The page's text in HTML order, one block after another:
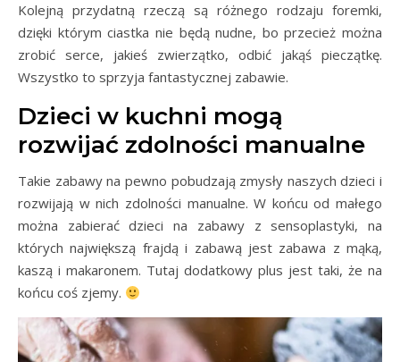
Kolejną przydatną rzeczą są różnego rodzaju foremki,
dzięki którym ciastka nie będą nudne, bo przecież można
zrobić serce, jakieś zwierzątko, odbić jakąś pieczątkę.
Wszystko to sprzyja fantastycznej zabawie.
Dzieci w kuchni mogą
rozwijać zdolności manualne
Takie zabawy na pewno pobudzają zmysły naszych dzieci i
rozwijają w nich zdolności manualne. W końcu od małego
można zabierać dzieci na zabawy z sensoplastyki, na
których największą frajdą i zabawą jest zabawa z mąką,
kaszą i makaronem. Tutaj dodatkowy plus jest taki, że na
końcu coś zjemy.